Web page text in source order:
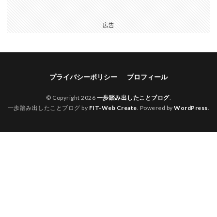
広告
プライバシーポリシー プロフィール
© Copyright 2026 一歩踏み出したことブログ.
一歩踏み出したことブログ by FIT-Web Create. Powered byWordPress.